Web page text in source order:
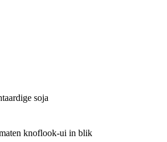
soja
knoflook-ui in blik